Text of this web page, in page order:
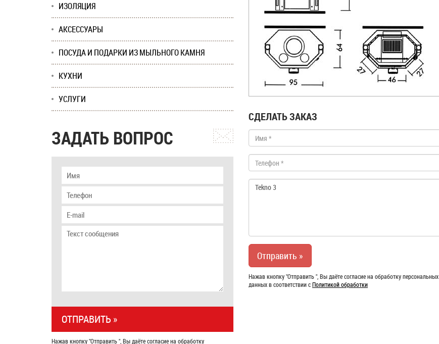
СДЕЛАТЬ ЗАКАЗ
Нажав кнопку "Отправить ", Вы даёте согласие на обработку персональных
данных в соответствии сПолитикой обработки
ИЗОЛЯЦИЯ
АКСЕССУАРЫ
ПОСУДА И ПОДАРКИ ИЗ МЫЛЬНОГО КАМНЯ
КУХНИ
УСЛУГИ
ЗАДАТЬ ВОПРОС
Нажав кнопку "Отправить ", Вы даёте согласие на обработку